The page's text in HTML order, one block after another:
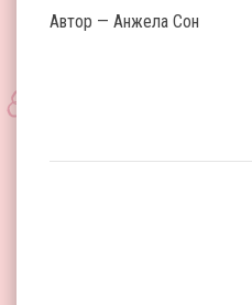
Автор — Анжела Сон